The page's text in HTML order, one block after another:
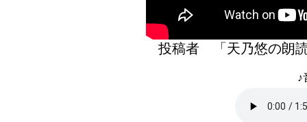
投稿者 「天乃悠の
♪